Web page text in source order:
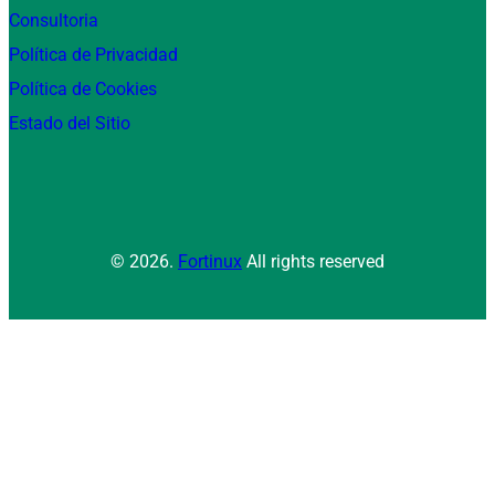
Consultoria
Política de Privacidad
Política de Cookies
Estado del Sitio
© 2026. Fortinux All rights reserved